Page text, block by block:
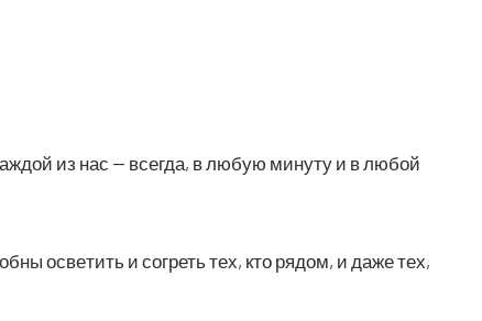
из нас — все­гда, в любую мину­ту и в любой
осве­тить и согреть тех, кто рядом, и даже тех,